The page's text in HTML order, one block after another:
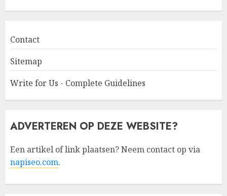
Contact
Sitemap
Write for Us - Complete Guidelines
ADVERTEREN OP DEZE WEBSITE?
Een artikel of link plaatsen? Neem contact op via
napiseo.com.